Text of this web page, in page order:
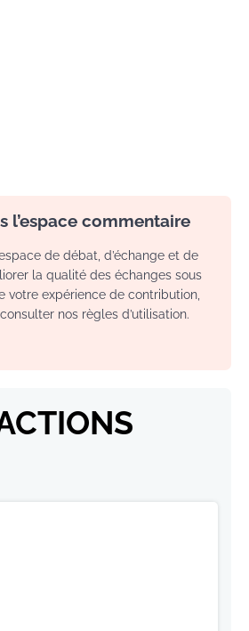
l’espace commentaire
de débat, d’échange et de
la qualité des échanges sous
votre expérience de contribution,
nos règles d’utilisation.